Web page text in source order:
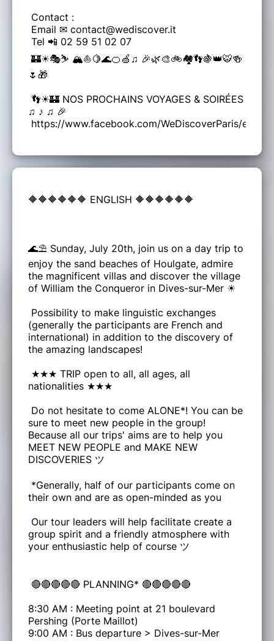
Contact :
Email ✉ contact@wediscover.it
Tel 📲 02 59 51 02 07
🏰☀🎭⛷ 🏔⛵🍋🌊🍊🍏♫ 🎉🌿🎨🚲🏘👣🍇👑🐯🍻
🌷🎁
👣☀🏰 NOS PROCHAINS VOYAGES & SOIRÉES
♫ ♪ ♫ 🎉
https://www.facebook.com/WeDiscoverParis/
🔶🔶🔶🔶🔶🔶 ENGLISH 🔶🔶🔶🔶🔶🔶
🌊⛱ Sunday, July 20th, join us on a day trip to
enjoy the sand beaches of Houlgate, admire
the magnificent villas and discover the village
of William the Conqueror in Dives-sur-Mer ☀
Possibility to make linguistic exchanges
(generally the participants are French and
international) in addition to the discovery of
the amazing landscapes!
★★★ TRIP open to all, all ages, all
nationalities ★★★
Do not hesitate to come ALONE*! You can be
sure to meet new people in the group!
Because all our trips' aims are to help you
MEET NEW PEOPLE and MAKE NEW
DISCOVERIES ツ
*Generally, half of our participants come on
their own and are as open-minded as you
Our tour leaders will help facilitate create a
group spirit and a friendly atmosphere with
your enthusiastic help of course ツ
🔴🔴🔴🔴🔴 PLANNING* 🔴🔴🔴🔴🔴
8:30 AM : Meeting point at 21 boulevard
Pershing (Porte Maillot)
9:00 AM : Bus departure > Dives-sur-Mer